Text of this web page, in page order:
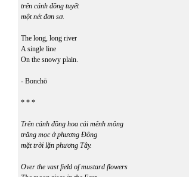
trên cánh đồng tuyết
một nét đơn sơ.
The long, long river
A single line
On the snowy plain.
- Bonchō
* * *
Trên cánh đồng hoa cải mênh mông
trăng mọc ở phương Đông
mặt trời lặn phương Tây.
Over the vast field of mustard flowers